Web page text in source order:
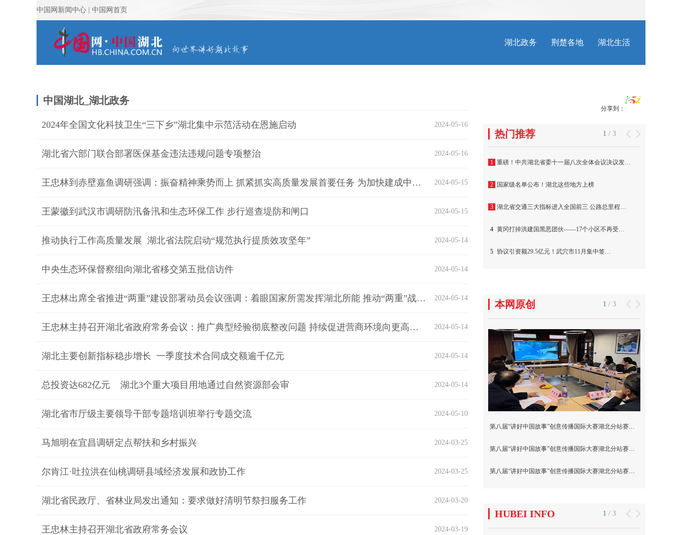
分享到：
中国湖北_湖北政务
2024年全国文化科技卫生“三下乡”湖北集中示范活动在恩施启动 2024-05-16
湖北省六部门联合部署医保基金违法违规问题专项整治 2024-05-16
王忠林到赤壁嘉鱼调研强调：振奋精神乘势而上 抓紧抓实高质量发展首要任务 为加快建成中部地区崛起重要战略支点作出积极贡献 2024-05-15
王蒙徽到武汉市调研防汛备汛和生态环保工作 步行巡查堤防和闸口 2024-05-15
推动执行工作高质量发展 湖北省法院启动“规范执行提质效攻坚年” 2024-05-14
中央生态环保督察组向湖北省移交第五批信访件 2024-05-14
王忠林出席全省推进“两重”建设部署动员会议强调：着眼国家所需发挥湖北所能 推动“两重”战略部署落地见效 2024-05-14
王忠林主持召开湖北省政府常务会议：推广典型经验彻底整改问题 持续促进营商环境向更高质量更高水平跃升 2024-05-14
湖北主要创新指标稳步增长 一季度技术合同成交额逾千亿元 2024-05-14
总投资达682亿元 湖北3个重大项目用地通过自然资源部会审 2024-05-14
湖北省市厅级主要领导干部专题培训班举行专题交流 2024-05-10
马旭明在宜昌调研定点帮扶和乡村振兴 2024-03-25
尔肯江·吐拉洪在仙桃调研县域经济发展和政协工作 2024-03-25
湖北省民政厅、省林业局发出通知：要求做好清明节祭扫服务工作 2024-03-20
王忠林主持召开湖北省政府常务会议 2024-03-19